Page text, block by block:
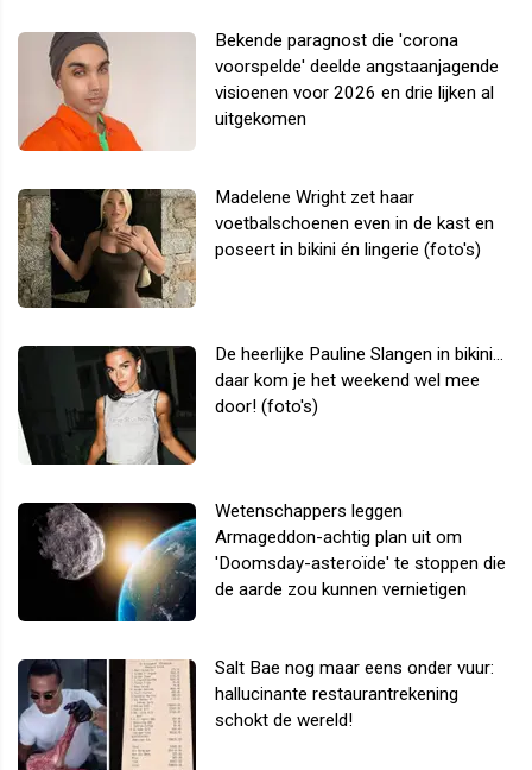
Bekende paragnost die 'corona
voorspelde' deelde angstaanjagende
visioenen voor 2026 en drie lijken al
uitgekomen
Madelene Wright zet haar
voetbalschoenen even in de kast en
poseert in bikini én lingerie (foto's)
De heerlijke Pauline Slangen in bikini...
daar kom je het weekend wel mee
door! (foto's)
Wetenschappers leggen
Armageddon-achtig plan uit om
'Doomsday-asteroïde' te stoppen die
de aarde zou kunnen vernietigen
Salt Bae nog maar eens onder vuur:
hallucinante restaurantrekening
schokt de wereld!